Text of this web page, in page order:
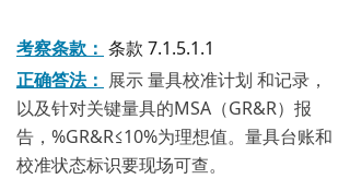
考察条款： 条款 7.1.5.1.1
正确答法： 展示 量具校准计划 和记录，
以及针对关键量具的MSA（GR&R）报
告，%GR&R≤10%为理想值。量具台账和
校准状态标识要现场可查。